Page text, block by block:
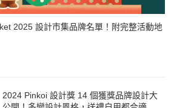
2025 設計市集品牌名單！附完整活動地
2024 Pinkoi 設計獎 14 個獲獎品牌設計大